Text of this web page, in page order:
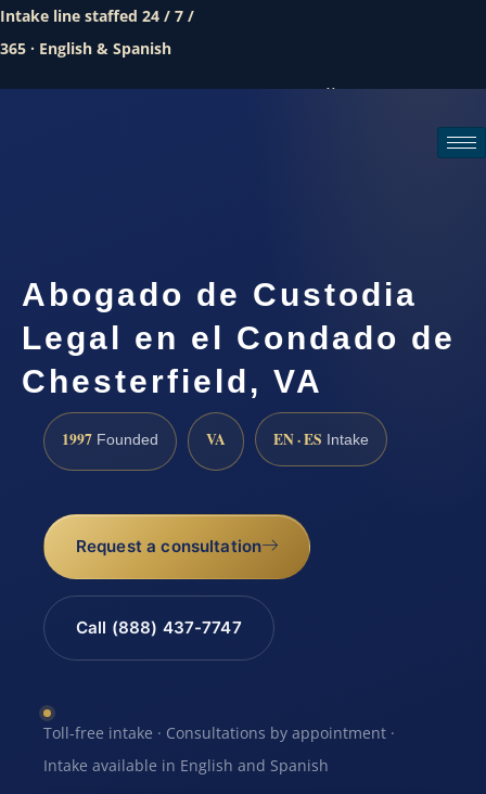
Intake line staffed 24 / 7 /
365 · English & Spanish
Call (888) 437-7747
Abogado de Custodia
Legal en el Condado de
Chesterfield, VA
1997 Founded VA EN · ES Intake
Request a consultation
Call (888) 437-7747
Toll-free intake · Consultations by appointment ·
Intake available in English and Spanish